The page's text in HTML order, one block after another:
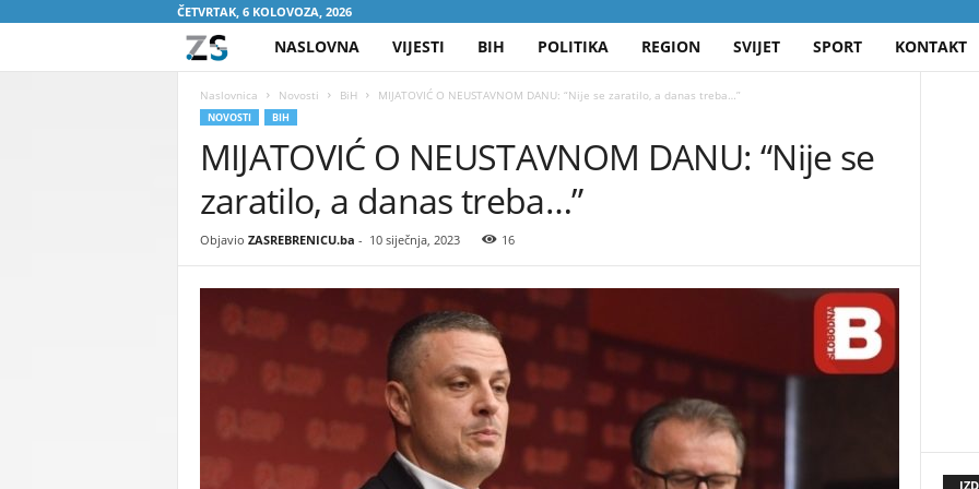
ČETVRTAK, 6 KOLOVOZA, 2026
A
S
E
B
NASLOVNA VIJESTI BIH POLITIKA REGION SVIJET SPORT KONTAKT
Naslovnica Novosti BiH MIJATOVIĆ O NEUSTAVNOM DANU: “Nije se zaratilo, a danas treba…”
NOVOSTI BIH
MIJATOVIĆ O NEUSTAVNOM DANU: “Nije se
zaratilo, a danas treba…”
Objavio ZASREBRENICU.ba - 10 siječnja, 2023 16